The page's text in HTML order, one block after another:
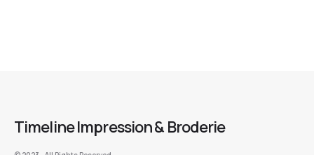
Timeline Impression & Broderie